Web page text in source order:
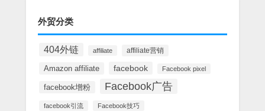
外贸分类
404外链 affiliate affiliate营销
Amazon affiliate facebook Facebook pixel
facebook增粉 Facebook广告
facebook引流 Facebook技巧